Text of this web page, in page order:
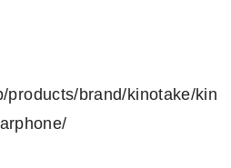
products/brand/kinotake/kin